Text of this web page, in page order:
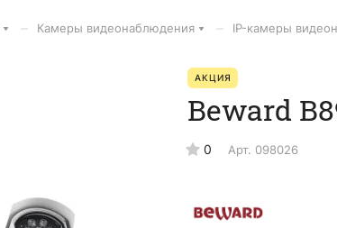
Камеры видеонаблюдения IP-камеры
АКЦИЯ
Beward
0 Арт. 098026